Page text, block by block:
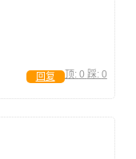
顶: 0 踩: 0
回复